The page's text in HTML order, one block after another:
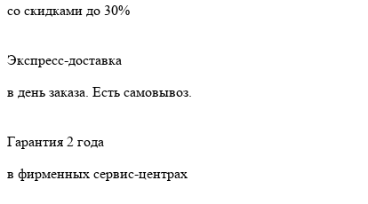
со скидками до 30%
Экспресс-доставка
в день заказа. Есть самовывоз.
Гарантия 2 года
в фирменных сервис-центрах